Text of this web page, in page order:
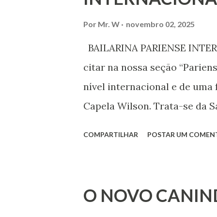
associação, e de participar
Por Mr. W novembro 02, 2025
BAILARINA PARIENSE
citar na nossa seção
nível internacional e de
Capela Wilson. Trata-se da
Iniciou seus estudos em
em 1999, no estilo
COMPARTILHAR POSTAR UM
O NOVO